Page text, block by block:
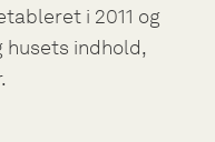
i 2011 og
husets indhold,